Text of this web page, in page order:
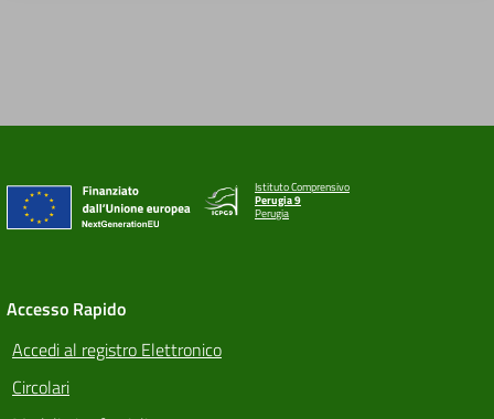
Istituto Comprensivo
Perugia 9
Perugia
Accesso Rapido
Accedi al registro Elettronico
Circolari